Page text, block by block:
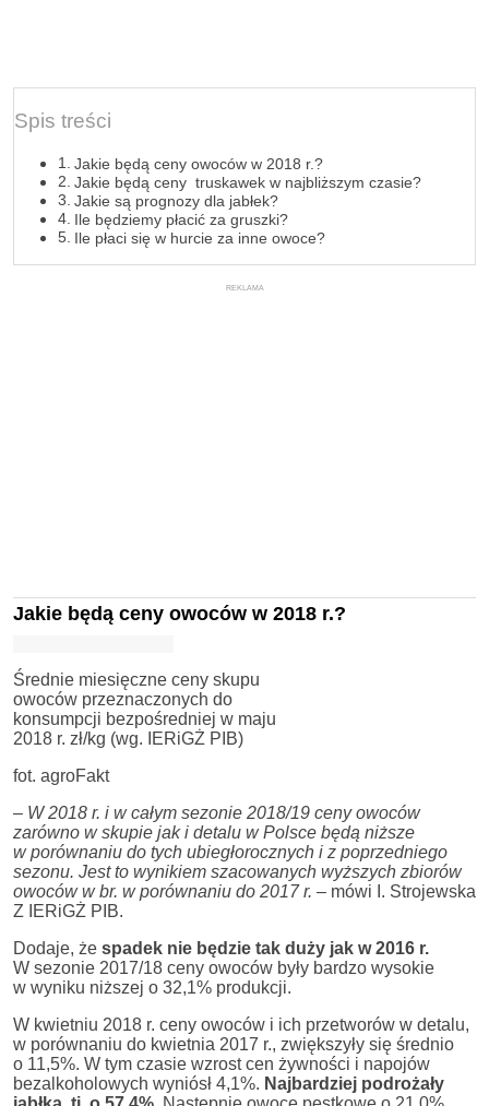
Spis treści
Jakie będą ceny owoców w 2018 r.?
Jakie będą ceny truskawek w najbliższym czasie?
Jakie są prognozy dla jabłek?
Ile będziemy płacić za gruszki?
Ile płaci się w hurcie za inne owoce?
REKLAMA
Jakie będą ceny owoców w 2018 r.?
Średnie miesięczne ceny skupu
owoców przeznaczonych do
konsumpcji bezpośredniej w maju
2018 r. zł/kg (wg. IERiGŻ PIB)
fot. agroFakt
– W 2018 r. i w całym sezonie 2018/19 ceny owoców
zarówno w skupie jak i detalu w Polsce będą niższe
w porównaniu do tych ubiegłorocznych i z poprzedniego
sezonu. Jest to wynikiem szacowanych wyższych zbiorów
owoców w br. w porównaniu do 2017 r. – mówi I. Strojewska
Z IERiGŻ PIB.
Dodaje, że spadek nie będzie tak duży jak w 2016 r.
W sezonie 2017/18 ceny owoców były bardzo wysokie
w wyniku niższej o 32,1% produkcji.
W kwietniu 2018 r. ceny owoców i ich przetworów w detalu,
w porównaniu do kwietnia 2017 r., zwiększyły się średnio
o 11,5%. W tym czasie wzrost cen żywności i napojów
bezalkoholowych wyniósł 4,1%. Najbardziej podrożały